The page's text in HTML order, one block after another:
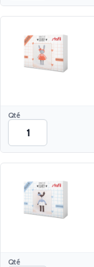
Qté
Qté